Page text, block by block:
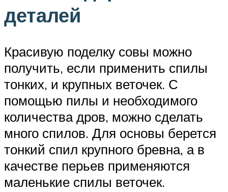
деталей
Красивую поделку совы можно
получить, если применить спилы
тонких, и крупных веточек. С
помощью пилы и необходимого
количества дров, можно сделать
много спилов. Для основы берется
тонкий спил крупного бревна, а в
качестве перьев применяются
маленькие спилы веточек.